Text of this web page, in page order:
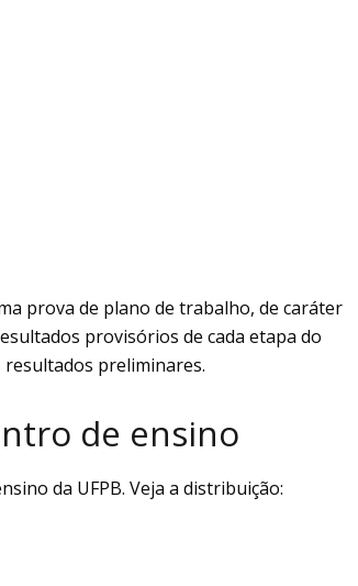
prova de plano de trabalho, de caráter
provisórios de cada etapa do
preliminares.
de ensino
da UFPB. Veja a distribuição: